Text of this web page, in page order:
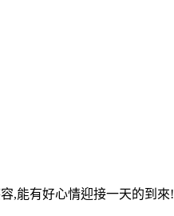
,能有好心情迎接一天的到來!